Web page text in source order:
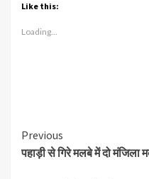
Like this:
Loading...
Continue
Reading
Previous
पहाड़ी से गिरे मलबे में दो मंजिला